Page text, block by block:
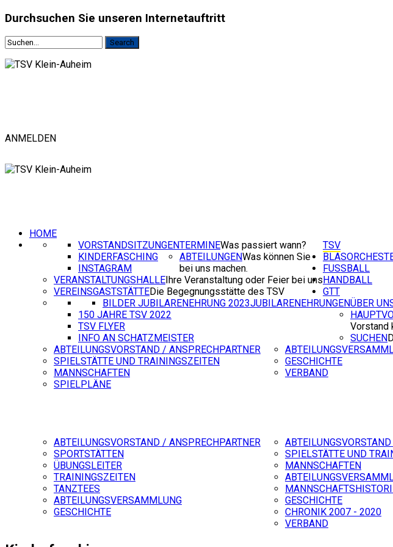
Durchsuchen Sie unseren Internetauftritt
ANMELDEN
HOME
TSV
TERMINEWas passiert wann?
VORSTANDSITZUNGEN
KINDERFASCHING
INSTAGRAM
ABTEILUNGENWas können Sie
bei uns machen.
VERANSTALTUNGSHALLE Ihre Veranstaltung oder Feier bei uns
VEREINSGASTSTÄTTEDie Begegnungsstätte des TSV
ÜBER
JUBILARENEHRUNGEN
BILDER JUBILARENEHRUNG 2023
150 JAHRE TSV 2022
TSV FLYER
INFO AN SCHATZMEISTER
Vorstand
SUCHEN
FUSSBALL
ABTEILUNGSVORSTAND / ANSPRECHPARTNER
SPIELSTÄTTE UND TRAININGSZEITEN
MANNSCHAFTEN
SPIELPLÄNE
GESCHICHTE
VERBAND
HANDBALL
GTT
ABTEILUNGSVORSTAND / ANSPRECHPARTNER
SPORTSTÄTTEN
ÜBUNGSLEITER
TRAININGSZEITEN
TANZTEES
ABTEILUNGSVERSAMMLUNG
GESCHICHTE
SPIELSTÄTTE UND
MANNSCHAFTEN
GESCHICHTE
CHRONIK 2007 - 2020
VERBAND